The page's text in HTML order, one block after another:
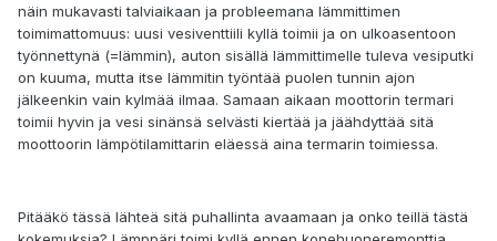
näin mukavasti talviaikaan ja probleemana lämmittimen
toimimattomuus: uusi vesiventtiili kyllä toimii ja on ulkoasentoon
työnnettynä (=lämmin), auton sisällä lämmittimelle tuleva vesiputki
on kuuma, mutta itse lämmitin työntää puolen tunnin ajon
jälkeenkin vain kylmää ilmaa. Samaan aikaan moottorin termari
toimii hyvin ja vesi sinänsä selvästi kiertää ja jäähdyttää sitä
moottoorin lämpötilamittarin eläessä aina termarin toimiessa.
Pitääkö tässä lähteä sitä puhallinta avaamaan ja onko teillä tästä